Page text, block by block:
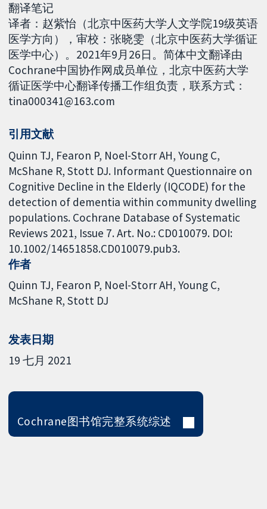
翻译笔记
译者：赵紫怡（北京中医药大学人文学院19级英语
医学方向），审校：张晓雯（北京中医药大学循证
医学中心）。2021年9月26日。简体中文翻译由
Cochrane中国协作网成员单位，北京中医药大学
循证医学中心翻译传播工作组负责，联系方式：
tina000341@163.com
引用文献
Quinn TJ, Fearon P, Noel-Storr AH, Young C,
McShane R, Stott DJ. Informant Questionnaire on
Cognitive Decline in the Elderly (IQCODE) for the
detection of dementia within community dwelling
populations. Cochrane Database of Systematic
Reviews 2021, Issue 7. Art. No.: CD010079. DOI:
10.1002/14651858.CD010079.pub3.
作者
Quinn TJ Fearon P Noel-Storr AH Young C
McShane R Stott DJ
发表日期
19 七月 2021
Cochrane图书馆完整系统综述